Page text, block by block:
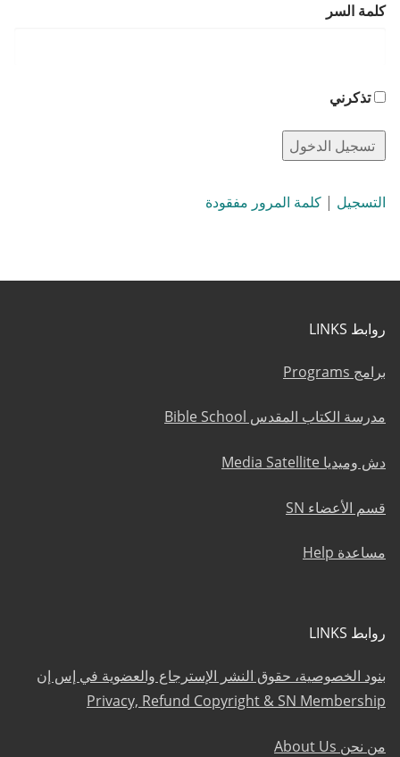
كلمة السر
تذكرني
التسجيل | كلمة المرور مفقودة
روابط LINKS
برامج Programs
مدرسة الكتاب المقدس Bible School
دش وميديا Media Satellite
قسم الأعضاء SN
مساعدة Help
روابط LINKS
بنود الخصوصية، حقوق النشر الإسترجاع والعضوية في إس إن
Privacy, Refund Copyright & SN Membership
من نحن About Us